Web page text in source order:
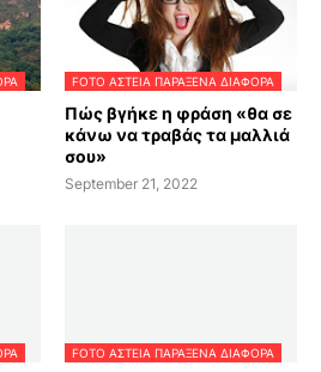
FOTO ΑΣΤΕΙΑ ΠΑΡΑΞΕΝΑ ΔΙΑΦΟΡΑ
Πώς βγήκε η φράση «θα σε
κάνω να τραβάς τα μαλλιά
σου»
September 21, 2022
FOTO ΑΣΤΕΙΑ ΠΑΡΑΞΕΝΑ ΔΙΑΦΟΡΑ